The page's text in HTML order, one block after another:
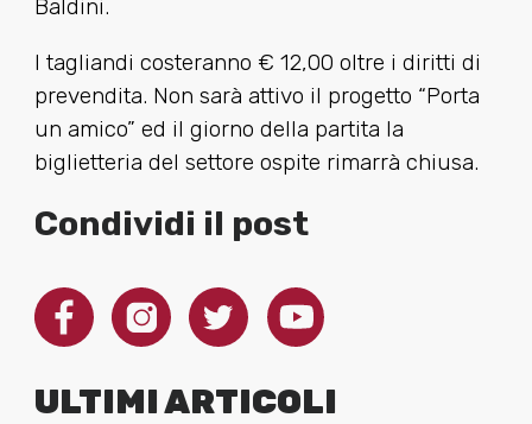
Baldini.
I tagliandi costeranno € 12,00 oltre i diritti di
prevendita. Non sarà attivo il progetto “Porta
un amico” ed il giorno della partita la
biglietteria del settore ospite rimarrà chiusa.
Condividi il post
ULTIMI ARTICOLI